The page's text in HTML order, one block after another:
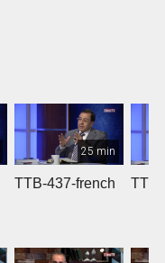
25 min
TTB-437-french